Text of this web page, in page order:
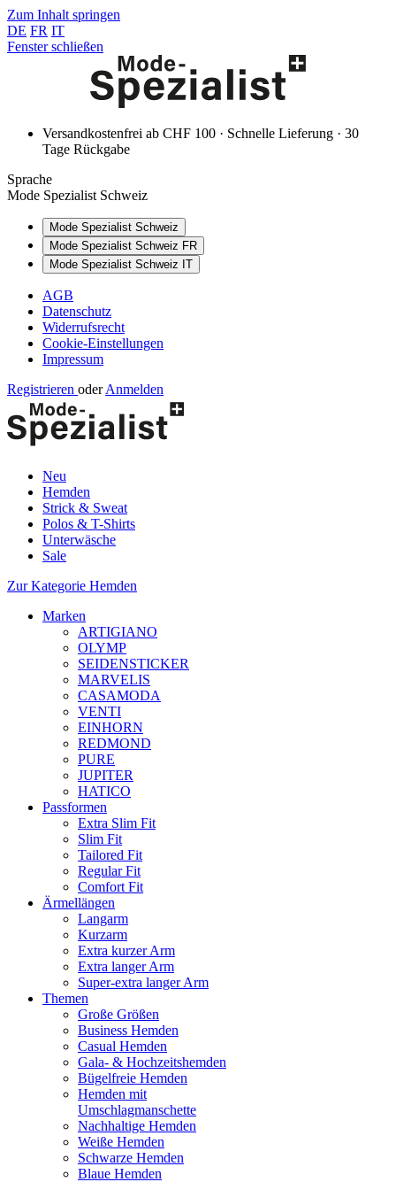
Zum Inhalt springen
DE FR IT
Fenster schließen
Versandkostenfrei ab CHF 100 · Schnelle Lieferung · 30
Tage Rückgabe
Sprache
Mode Spezialist Schweiz
Mode Spezialist Schweiz
Mode Spezialist Schweiz FR
Mode Spezialist Schweiz IT
AGB
Datenschutz
Widerrufsrecht
Cookie-Einstellungen
Impressum
Registrieren oder Anmelden
Neu
Hemden
Strick & Sweat
Polos & T-Shirts
Unterwäsche
Sale
Zur Kategorie Hemden
Marken
ARTIGIANO
OLYMP
SEIDENSTICKER
MARVELIS
CASAMODA
VENTI
EINHORN
REDMOND
PURE
JUPITER
HATICO
Passformen
Extra Slim Fit
Slim Fit
Tailored Fit
Regular Fit
Comfort Fit
Ärmellängen
Langarm
Kurzarm
Extra kurzer Arm
Extra langer Arm
Super-extra langer Arm
Themen
Große Größen
Business Hemden
Casual Hemden
Gala- & Hochzeitshemden
Bügelfreie Hemden
Hemden mit
Umschlagmanschette
Nachhaltige Hemden
Weiße Hemden
Schwarze Hemden
Blaue Hemden